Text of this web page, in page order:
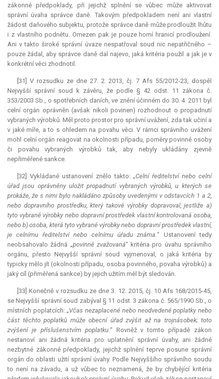
zákonné předpoklady, při jejichž splnění se vůbec může aktivovat
správní úvaha správce daně. Takovým předpokladem není ani vlastní
žádost daňového subjektu, protože správce daně může prodloužit lhůtu
i z vlastního podnětu. Omezen pak je pouze horní hranicí prodloužení.
Ani v takto široké správní úvaze nespatřoval soud nic nepatřičného –
pouze žádal, aby správce daně dal najevo, jaká kritéria použil a jak je v
konkrétní věci zhodnotil.
[31] V rozsudku ze dne 27. 2. 2013, čj. 7 Afs 55/2012-23, dospěl
Nejvyšší správní soud k závěru, že podle § 42 odst. 11 zákona č.
353/2003 Sb., o spotřebních daních, ve znění účinném do 30. 4. 2011 byl
celní orgán oprávněn (avšak nikoli povinen) rozhodnout o propadnutí
vybraných výrobků. Měl proto prostor pro správní uvážení, zda tak učiní a
v jaké míře, a to s ohledem na povahu věci. V rámci správního uvážení
mohl celní orgán reagovat na okolnosti případu, poměry povinné osoby
či povahu vybraných výrobků tak, aby nebyly ukládány zjevně
nepřiměřené sankce.
[32] Vykládané ustanovení znělo takto: „Celní ředitelství nebo celní
úřad jsou oprávněny uložit propadnutí vybraných výrobků, u kterých se
prokáže, že s nimi bylo nakládáno způsoby uvedenými v odstavcích 1 a 2,
nebo dopravního prostředku, který takové výrobky dopravoval, jestliže a)
tyto vybrané výrobky nebo dopravní prostředek vlastní kontrolovaná osoba,
nebo b) osoba, která tyto vybrané výrobky nebo dopravní prostředek vlastní,
je celnímu ředitelství nebo celnímu úřadu známa.“ Ustanovení tedy
neobsahovalo žádná „povinně zvažovaná“ kritéria pro úvahu správního
orgánu, přesto Nejvyšší správní soud vyjmenoval, o jaká kritéria by
typicky mělo jít (okolnosti případu, osoba povinného, povaha výrobků) a
jaký cíl (přiměřená sankce) by jejich užitím měl být sledován.
[33] Konečně v rozsudku ze dne 3. 12. 2015, čj. 10 Afs 168/2015-45,
se Nejvyšší správní soud zabýval § 11 odst. 3 zákona č. 565/1990 Sb., o
místních poplatcích: „Včas nezaplacené nebo neodvedené poplatky nebo
část těchto poplatků může obecní úřad zvýšit až na trojnásobek; toto
zvýšení je příslušenstvím poplatku.“ Rovněž v tomto případě zákon
nestanoví ani žádná kritéria pro uplatnění správní úvahy, ani žádné
nezbytné zákonné předpoklady, jejichž splnění teprve posune správní
orgán do oblasti užití správní úvahy. Podle Nejvyššího správního soudu
to není na závadu, a už vůbec to neznamená, že by chybějící kritéria